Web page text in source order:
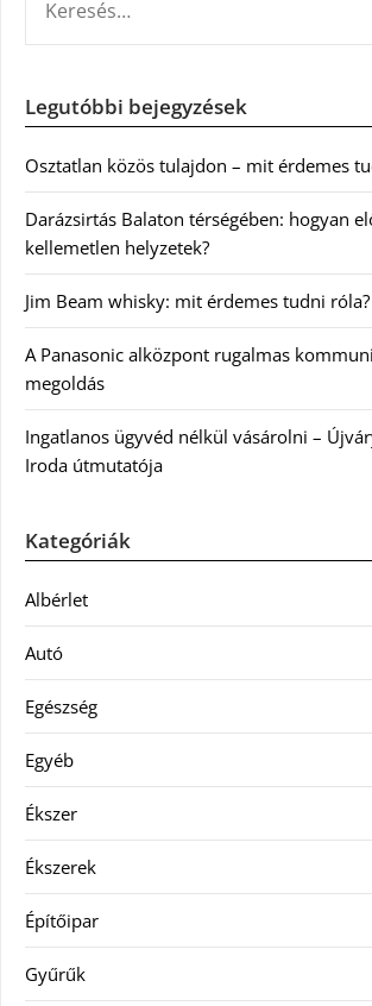
Legutóbbi bejegyzések
Osztatlan közös tulajdon – mit érdemes
Darázsirtás Balaton térségében: hogyan
kellemetlen helyzetek?
Jim Beam whisky: mit érdemes tudni róla?
A Panasonic alközpont rugalmas
megoldás
Ingatlanos ügyvéd nélkül vásárolni –
Iroda útmutatója
Kategóriák
Albérlet
Autó
Egészség
Egyéb
Ékszer
Ékszerek
Építőipar
Gyűrűk